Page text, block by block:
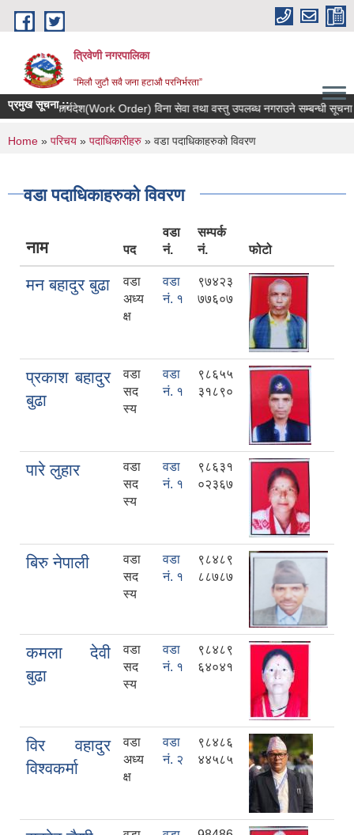
Skip to main content
त्रिवेणी नगरपालिका
“मिलौ जुटौ सवै जना हटाऔ परनिर्भरता”
प्रमुख सूचना ::
कार्यदेश(Work Order) विना सेवा तथा वस्तु उपलब्ध नगराउने सम्बन्धी सूचना ।
You are here
Home » परिचय » पदाधिकारीहरु » वडा पदाधिकाहरुको विवरण
वडा पदाधिकाहरुको विवरण
नाम पद
वडा
नं.
सम्पर्क
नं.
फोटो
मन बहादुर बुढा
वडा
अध्य
क्ष
वडा
नं. १
९७४२३
७७६०७
प्रकाश बहादुर
बुढा
वडा
सद
स्य
वडा
नं. १
९८६५५
३१८९०
पारे लुहार
वडा
सद
स्य
वडा
नं. १
९८६३१
०२३६७
बिरु नेपाली
वडा
सद
स्य
वडा
नं. १
९८४८९
८८७८७
कमला देवी
बुढा
वडा
सद
स्य
वडा
नं. १
९८४८९
६४०४१
विर वहादुर
विश्वकर्मा
वडा
अध्य
क्ष
वडा
नं. २
९८४८६
४४५८५